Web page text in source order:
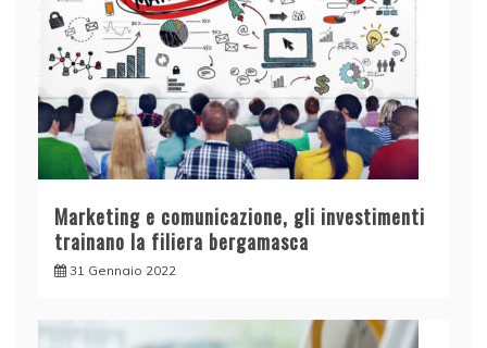
Marketing e comunicazione, gli investimenti
trainano la filiera bergamasca
31 Gennaio 2022